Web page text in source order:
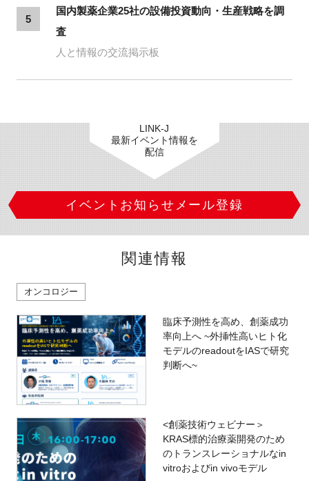
5
国内製薬企業25社の設備投資動向・生産戦略を調
査
人と情報の交流掲示板
LINK-J
最新イベント情報を
配信
イベントお知らせメール登録
関連情報
オンコロジー
臨床予測性を高め、創薬成功
率向上へ ~外挿性高いヒト化
モデルのreadoutをIASで研究
判断へ~
<創薬技術ウェビナー＞
KRAS標的治療薬開発のため
のトランスレーショナルなin
vitroおよびin vivoモデル